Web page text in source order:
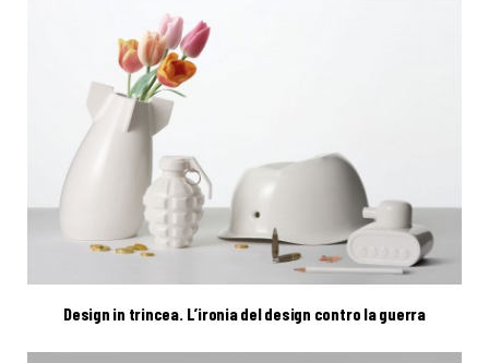
Design in trincea. L’ironia del design contro la guerra